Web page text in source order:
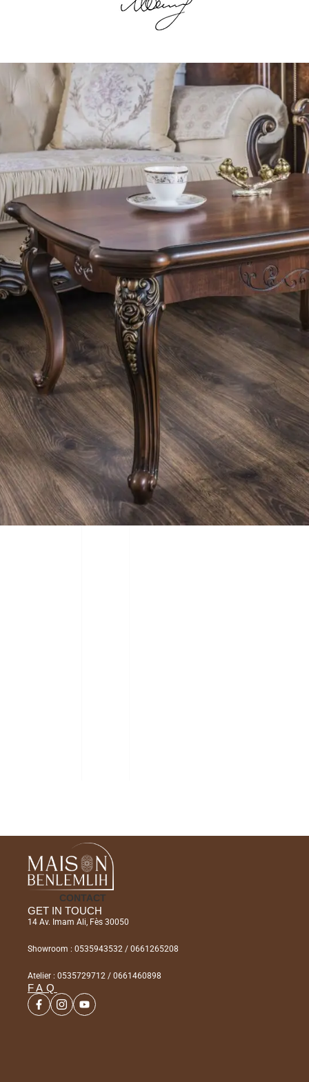
CONTACT
GET IN TOUCH
14 Av. Imam Ali, Fès 30050
Showroom : 0535943532 / 0661265208
Atelier : 0535729712 / 0661460898
FAQ